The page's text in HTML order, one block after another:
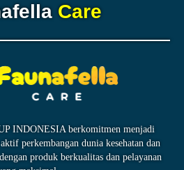
Care
INDONESIA berkomitmen menjadi
perkembangan dunia kesehatan dan
produk berkualitas dan pelayanan